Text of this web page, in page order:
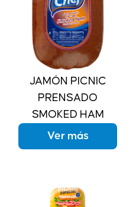
JAMÓN PICNIC
PRENSADO
SMOKED HAM
Ver más